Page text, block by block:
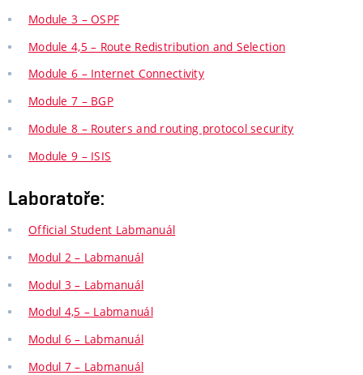
Module 3 – OSPF
Module 4,5 – Route Redistribution and Selection
Module 6 – Internet Connectivity
Module 7 – BGP
Module 8 – Routers and routing protocol security
Module 9 – ISIS
Laboratoře:
Official Student Labmanuál
Modul 2 – Labmanuál
Modul 3 – Labmanuál
Modul 4,5 – Labmanuál
Modul 6 – Labmanuál
Modul 7 – Labmanuál